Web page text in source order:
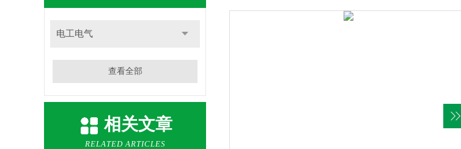
电工电气
查看全部
相关文章
RELATED ARTICLES